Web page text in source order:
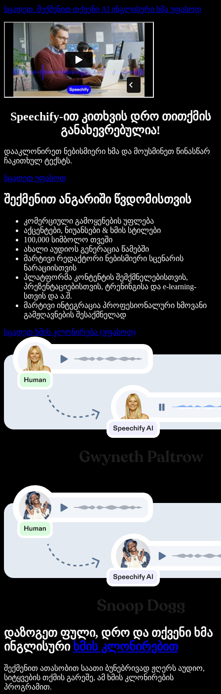
სცადეთ. შექმენით თქვენი AI ინგლისური ხმა უფასოდ
Speechify-ით კითხვის დრო თითქმის
განახევრებულია!
დააკლონირეთ ნებისმიერი ხმა და მოუსმინეთ წინასწარ
ჩაკითხულ ტექსტს.
სცადეთ უფასოდ
შექმენით ანგარიში წვდომისთვის
კომერციული გამოყენების უფლება
აქცენტები, ნიუანსები & ხმის სტილები
100,000 სიმბოლო თვეში
ახალი აუდიოს გენერაცია წამებში
მარტივი რედაქტორი ნებისმიერი სცენარის
ნარაციისთვის
პლატფორმა კონტენტის შემქმნელებისთვის,
პრეზენტაციებისთვის, ტრენინგისა და e-learning-
სთვის და ა.შ.
მარტივი ინტეგრაცია პროფესიონალური ხმოვანი
გამჟღავნების შესაქმნელად
სცადეთ ხმის კლონირება (უფასოდ)
დაზოგეთ ფული, დრო და თქვენი ხმა
ინგლისური ხმის კლონირებით
შექმენით ათასობით საათი ბუნებრივად ჟღერს აუდიო,
სიტყვების თქმის გარეშე, ამ ხმის კლონირების
პროგრამით.